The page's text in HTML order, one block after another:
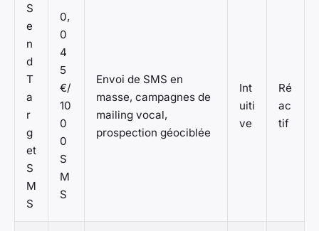
S
e
n
d
T
a
r
g
et
S
M
S
0,
0
4
5
€/
10
0
0
S
M
S
Envoi de SMS en
masse, campagnes de
mailing vocal,
prospection géociblée
Int
uiti
ve
Ré
ac
tif